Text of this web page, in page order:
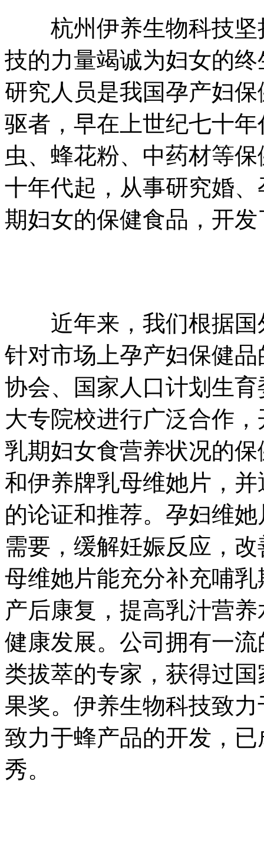
杭州伊养生物科技坚
技的力量竭诚为妇女的
研究人员是我国孕产妇
驱者，早在上世纪七十
虫、蜂花粉、中药材等
十年代起，从事研究婚
期妇女的保健食品，开
近年来，我们根据国
针对市场上孕产妇保健
协会、国家人口计划生
大专院校进行广泛合作
乳期妇女食营养状况的
和伊养牌乳母维她片，
的论证和推荐。孕妇维
需要，缓解妊娠反应，
母维她片能充分补充哺
产后康复，提高乳汁营
健康发展。公司拥有一
类拔萃的专家，获得过
果奖。伊养生物科技致
致力于蜂产品的开发，
秀。